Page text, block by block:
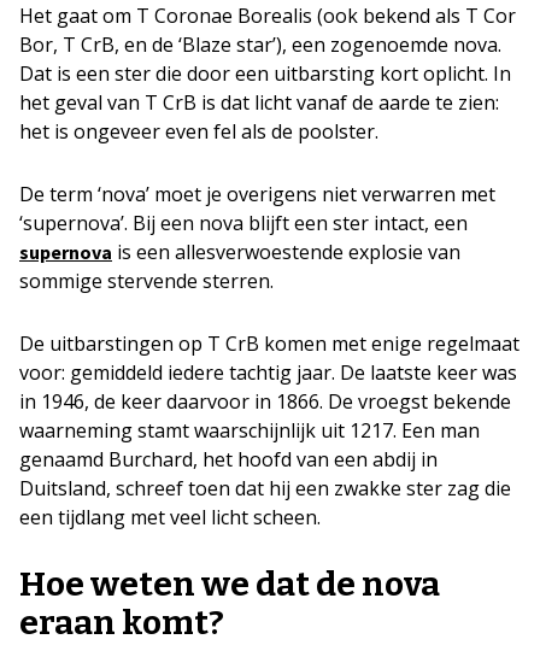
Het gaat om T Coronae Borealis (ook bekend als T Cor
Bor, T CrB, en de ‘Blaze star’), een zogenoemde nova.
Dat is een ster die door een uitbarsting kort oplicht. In
het geval van T CrB is dat licht vanaf de aarde te zien:
het is ongeveer even fel als de poolster.
De term ‘nova’ moet je overigens niet verwarren met
‘supernova’. Bij een nova blijft een ster intact, een
supernova is een allesverwoestende explosie van
sommige stervende sterren.
De uitbarstingen op T CrB komen met enige regelmaat
voor: gemiddeld iedere tachtig jaar. De laatste keer was
in 1946, de keer daarvoor in 1866. De vroegst bekende
waarneming stamt waarschijnlijk uit 1217. Een man
genaamd Burchard, het hoofd van een abdij in
Duitsland, schreef toen dat hij een zwakke ster zag die
een tijdlang met veel licht scheen.
Hoe weten we dat de nova
eraan komt?